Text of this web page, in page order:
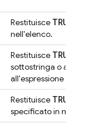
Restituisce TRUE
nell'elenco.
Restituisce TRUE
sottostringa o
all'espressione
Restituisce TRUE
specificato in modo